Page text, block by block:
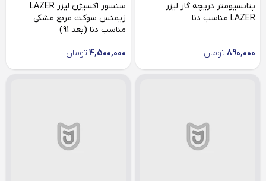
پتانسیومتر دریچه گاز لیزر
LAZER مناسب دنا
890,000 تومان
سنسور اکسیژن لیزر LAZER
زیمنس سوکت مربع مشکی
مناسب دنا (بعد 91)
4,500,000 تومان